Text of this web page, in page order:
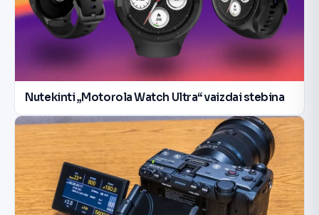
Nutekinti „Motorola Watch Ultra“ vaizdai stebina